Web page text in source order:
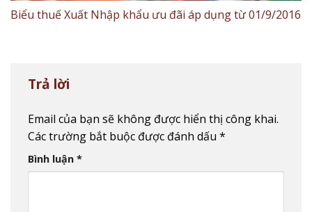
Biểu thuế Xuất Nhập khẩu ưu đãi áp dụng từ 01/9/2016
Trả lời
Email của bạn sẽ không được hiển thị công khai.
Các trường bắt buộc được đánh dấu *
Bình luận *